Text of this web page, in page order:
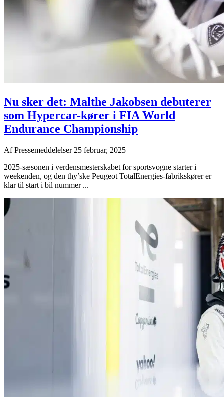
Nu sker det: Malthe Jakobsen debuterer
som Hypercar-kører i FIA World
Endurance Championship
AfPressemeddelelser 25 februar, 2025
2025-sæsonen i verdensmesterskabet for sportsvogne starter i
weekenden, og den thy’ske Peugeot TotalEnergies-fabrikskører er
klar til start i bil nummer ...